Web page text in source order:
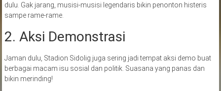
dulu. Gak jarang, musisi-musisi legendaris bikin penonton histeris
sampe rame-rame.
2. Aksi Demonstrasi
Jaman dulu, Stadion Sidolig juga sering jadi tempat aksi demo buat
berbagai macam isu sosial dan politik. Suasana yang panas dan
bikin merinding!